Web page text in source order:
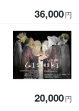
36,000円
20,000円